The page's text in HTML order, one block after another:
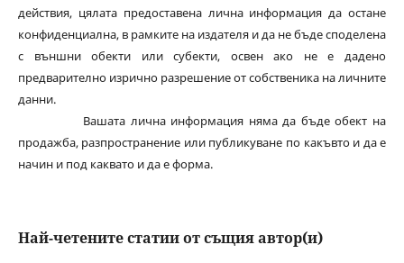
действия, цялата предоставена лична информация да остане
конфиденциална, в рамките на издателя и да не бъде споделена
с външни обекти или субекти, освен ако не е дадено
предварително изрично разрешение от собственика на личните
данни.
Вашата лична информация няма да бъде обект на
продажба, разпространение или публикуване по какъвто и да е
начин и под каквато и да е форма.
Най-четените статии от същия автор(и)